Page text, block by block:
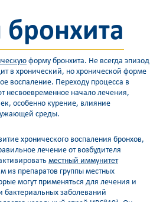
форму бронхита. Не всегда эпизод
в хронический, но хронической форме
воспаление. Переходу процесса в
несвоевременное начало лечения,
особенно курение, влияние
среды.
хронического воспаления бронхов,
лечение от возбудителя
местный иммунитет
из препаратов группы местных
могут применяться для лечения и
бактериальных заболеваний